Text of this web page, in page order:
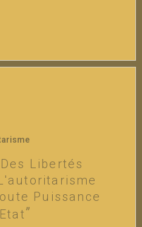
Libertés
Puissance